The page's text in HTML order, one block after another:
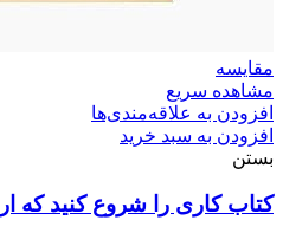
مقایسه
مشاهده سریع
افزودن به علاقه‌مندی‌ها
افزودن به سبد خرید
بستن
کتاب کاری را شروع کنید که